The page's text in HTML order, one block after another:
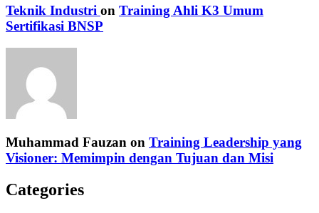
Teknik Industri on Training Ahli K3 Umum
Sertifikasi BNSP
Muhammad Fauzan on Training Leadership yang
Visioner: Memimpin dengan Tujuan dan Misi
Categories